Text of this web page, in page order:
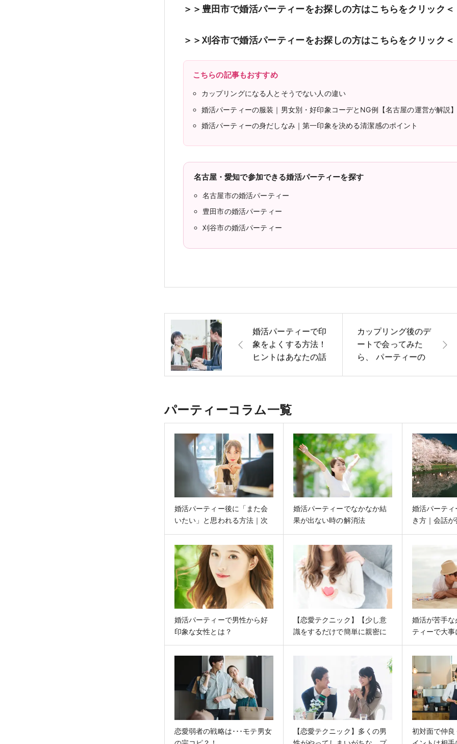
＞＞豊田市で婚活パーティーをお探しの方はこちらをクリック＜
＞＞刈谷市で婚活パーティーをお探しの方はこちらをクリック＜
こちらの記事もおすすめ
カップリングになる人とそうでない人の違い
婚活パーティーの服装｜男女別・好印象コーデとNG例【名古屋の運営が解説
婚活パーティーの身だしなみ｜第一印象を決める清潔感のポイント
名古屋・愛知で参加できる婚活パーティーを探す
名古屋市の婚活パーティー
豊田市の婚活パーティー
刈谷市の婚活パーティー
婚活パーティーで印
象をよくする方法！
ヒントはあなたの話
カップリング後のデ
ートで会ってみた
ら、 パーティーの
パーティーコラム一覧
婚活パーティー後に「また会
いたい」と思われる方法｜次
婚活パーティーでなかなか結
果が出ない時の解消法
婚活パーテ
き方｜会話
婚活パーティーで男性から好
印象な女性とは？
【恋愛テクニック】【少し意
識をするだけで簡単に親密に
なれるトーク術】
婚活が苦手
ティーで大
は？
恋愛弱者の戦略は･･･モテ男女
【恋愛テクニック】多くの男
初対面で仲